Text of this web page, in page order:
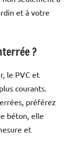
et à votre
?
le PVC et
courants.
préférez
béton, elle
et